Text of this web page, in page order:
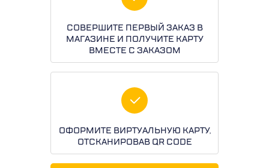
СОВЕРШИТЕ ПЕРВЫЙ ЗАКАЗ В
МАГАЗИНЕ И ПОЛУЧИТЕ КАРТУ
ВМЕСТЕ С ЗАКАЗОМ
ОФОРМИТЕ ВИРТУАЛЬНУЮ КАРТУ,
ОТСКАНИРОВАВ QR CODE